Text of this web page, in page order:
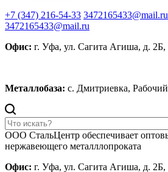
+7 (347) 216-54-33 3472165433@mail.ru
3472165433@mail.ru
Офис: г. Уфа, ул. Сагита Агиша, д.
Металлобаза: с. Дмитриевка, Рабочий
ООО СтальЦентр обеспечивает
нержавеющего металллопроката
Офис: г. Уфа, ул. Сагита Агиша, д.